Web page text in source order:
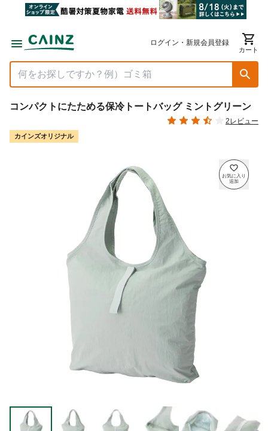
ログイン・新規会員登録
カート
コンパクトにたためる保冷トートバッグ ミントグリーン
2レビュー
カインズオリジナル